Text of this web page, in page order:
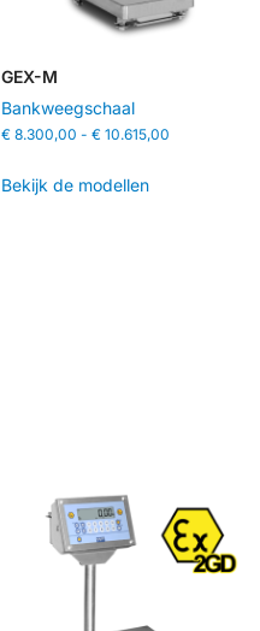
GEX-M
Bankweegschaal
€8.300,00 - €10.615,00
Bekijk de modellen